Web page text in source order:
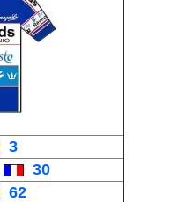
3
30
62